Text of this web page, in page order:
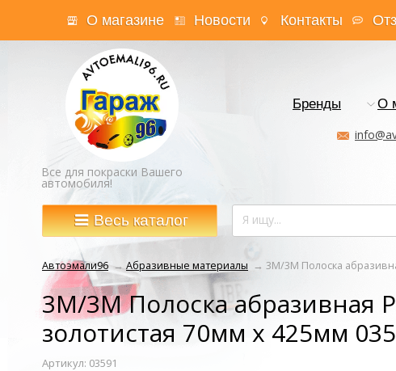
О магазине Новости Контакты
Все для покраски Вашего
автомобиля!
Бренды О
Весь каталог
Автоэмали96 →Абразивные материалы → 3M/3М Полоска
3M/3М Полоска абразивная
золотистая 70мм x 425мм
Артикул: 03591